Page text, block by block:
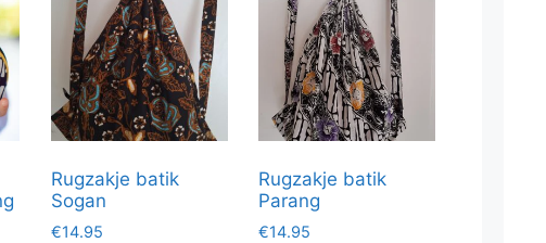
Rugzakje batik
Sogan
€14.95
Rugzakje batik
Parang
€14.95